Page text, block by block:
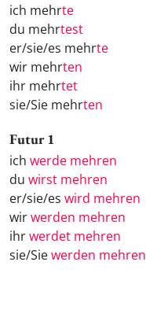
ich mehrte
du mehrtest
er/sie/es mehrte
wir mehrten
ihr mehrtet
sie/Sie mehrten
Futur 1
ich werde mehren
du wirst mehren
er/sie/es wird mehren
wirwerden mehren
ihrwerdet mehren
sie/Siewerden mehren